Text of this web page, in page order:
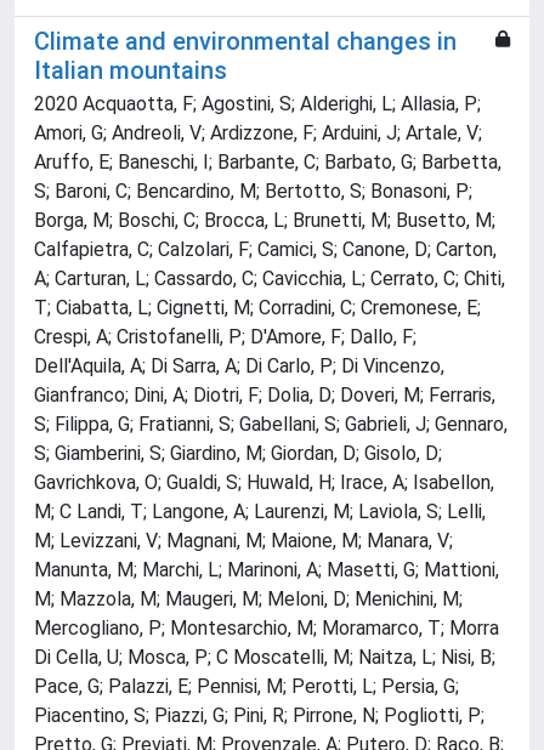
Climate and environmental changes in
Italian mountains
2020 Acquaotta, F; Agostini, S; Alderighi, L; Allasia, P;
Amori, G; Andreoli, V; Ardizzone, F; Arduini, J; Artale, V;
Aruffo, E; Baneschi, I; Barbante, C; Barbato, G; Barbetta,
S; Baroni, C; Bencardino, M; Bertotto, S; Bonasoni, P;
Borga, M; Boschi, C; Brocca, L; Brunetti, M; Busetto, M;
Calfapietra, C; Calzolari, F; Camici, S; Canone, D; Carton,
A; Carturan, L; Cassardo, C; Cavicchia, L; Cerrato, C; Chiti,
T; Ciabatta, L; Cignetti, M; Corradini, C; Cremonese, E;
Crespi, A; Cristofanelli, P; D'Amore, F; Dallo, F;
Dell'Aquila, A; Di Sarra, A; Di Carlo, P; Di Vincenzo,
Gianfranco; Dini, A; Diotri, F; Dolia, D; Doveri, M; Ferraris,
S; Filippa, G; Fratianni, S; Gabellani, S; Gabrieli, J; Gennaro,
S; Giamberini, S; Giardino, M; Giordan, D; Gisolo, D;
Gavrichkova, O; Gualdi, S; Huwald, H; Irace, A; Isabellon,
M; C Landi, T; Langone, A; Laurenzi, M; Laviola, S; Lelli,
M; Levizzani, V; Magnani, M; Maione, M; Manara, V;
Manunta, M; Marchi, L; Marinoni, A; Masetti, G; Mattioni,
M; Mazzola, M; Maugeri, M; Meloni, D; Menichini, M;
Mercogliano, P; Montesarchio, M; Moramarco, T; Morra
Di Cella, U; Mosca, P; C Moscatelli, M; Naitza, L; Nisi, B;
Pace, G; Palazzi, E; Pennisi, M; Perotti, L; Persia, G;
Piacentino, S; Piazzi, G; Pini, R; Pirrone, N; Pogliotti, P;
Pretto, G; Previati, M; Provenzale, A; Putero, D; Raco, B;